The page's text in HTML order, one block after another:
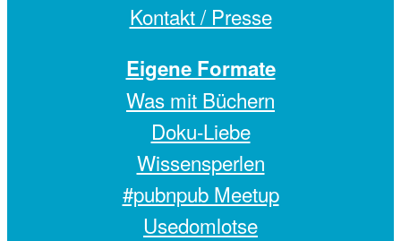
Kontakt / Presse
Eigene Formate
Was mit Büchern
Doku-Liebe
Wissensperlen
#pubnpub Meetup
Usedomlotse